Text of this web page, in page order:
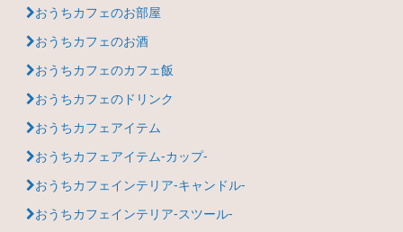
おうちカフェのお部屋
おうちカフェのお酒
おうちカフェのカフェ飯
おうちカフェのドリンク
おうちカフェアイテム
おうちカフェアイテム-カップ-
おうちカフェインテリア-キャンドル-
おうちカフェインテリア-スツール-